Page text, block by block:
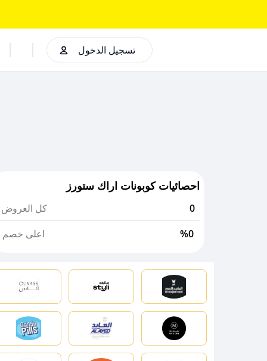
تسجيل الدخول
احصائيات كوبونات اراك ستورز
كل العروض
0
اعلى خصم
%0